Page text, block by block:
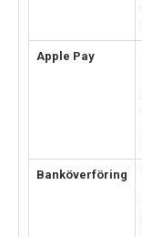
Apple Pay
Banköverföring